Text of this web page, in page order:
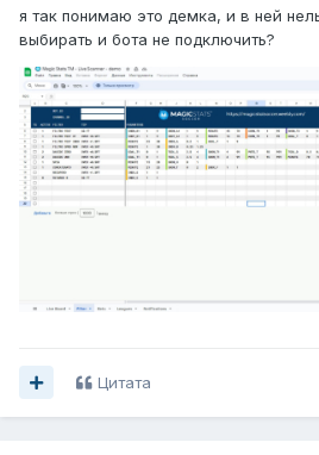
я так понимаю это демка, и в ней
выбирать и бота не подключить?
Цитата